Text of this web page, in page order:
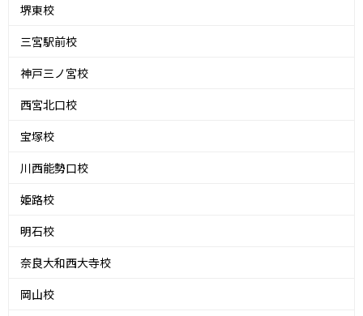
堺東校
三宮駅前校
神戸三ノ宮校
西宮北口校
宝塚校
川西能勢口校
姫路校
明石校
奈良大和西大寺校
岡山校